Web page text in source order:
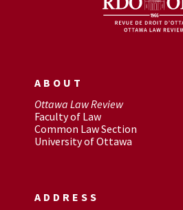
ABOUT
Ottawa Law Review
Faculty of Law
Common Law Section
University of Ottawa
ADDRESS